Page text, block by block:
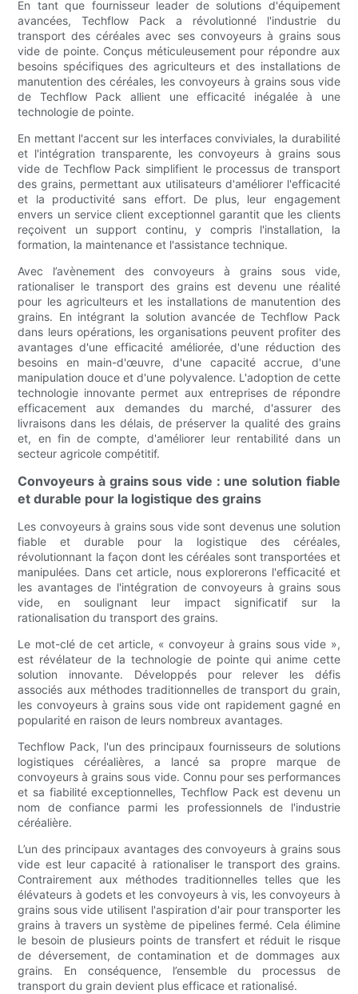
En tant que fournisseur leader de solutions d'équipement
avancées, Techflow Pack a révolutionné l'industrie du
transport des céréales avec ses convoyeurs à grains sous
vide de pointe. Conçus méticuleusement pour répondre aux
besoins spécifiques des agriculteurs et des installations de
manutention des céréales, les convoyeurs à grains sous vide
de Techflow Pack allient une efficacité inégalée à une
technologie de pointe.
En mettant l'accent sur les interfaces conviviales, la durabilité
et l'intégration transparente, les convoyeurs à grains sous
vide de Techflow Pack simplifient le processus de transport
des grains, permettant aux utilisateurs d'améliorer l'efficacité
et la productivité sans effort. De plus, leur engagement
envers un service client exceptionnel garantit que les clients
reçoivent un support continu, y compris l'installation, la
formation, la maintenance et l'assistance technique.
Avec l’avènement des convoyeurs à grains sous vide,
rationaliser le transport des grains est devenu une réalité
pour les agriculteurs et les installations de manutention des
grains. En intégrant la solution avancée de Techflow Pack
dans leurs opérations, les organisations peuvent profiter des
avantages d'une efficacité améliorée, d'une réduction des
besoins en main-d'œuvre, d'une capacité accrue, d'une
manipulation douce et d'une polyvalence. L'adoption de cette
technologie innovante permet aux entreprises de répondre
efficacement aux demandes du marché, d'assurer des
livraisons dans les délais, de préserver la qualité des grains
et, en fin de compte, d'améliorer leur rentabilité dans un
secteur agricole compétitif.
Convoyeurs à grains sous vide : une solution fiable
et durable pour la logistique des grains
Les convoyeurs à grains sous vide sont devenus une solution
fiable et durable pour la logistique des céréales,
révolutionnant la façon dont les céréales sont transportées et
manipulées. Dans cet article, nous explorerons l'efficacité et
les avantages de l'intégration de convoyeurs à grains sous
vide, en soulignant leur impact significatif sur la
rationalisation du transport des grains.
Le mot-clé de cet article, « convoyeur à grains sous vide »,
est révélateur de la technologie de pointe qui anime cette
solution innovante. Développés pour relever les défis
associés aux méthodes traditionnelles de transport du grain,
les convoyeurs à grains sous vide ont rapidement gagné en
popularité en raison de leurs nombreux avantages.
Techflow Pack, l'un des principaux fournisseurs de solutions
logistiques céréalières, a lancé sa propre marque de
convoyeurs à grains sous vide. Connu pour ses performances
et sa fiabilité exceptionnelles, Techflow Pack est devenu un
nom de confiance parmi les professionnels de l'industrie
céréalière.
L’un des principaux avantages des convoyeurs à grains sous
vide est leur capacité à rationaliser le transport des grains.
Contrairement aux méthodes traditionnelles telles que les
élévateurs à godets et les convoyeurs à vis, les convoyeurs à
grains sous vide utilisent l'aspiration d'air pour transporter les
grains à travers un système de pipelines fermé. Cela élimine
le besoin de plusieurs points de transfert et réduit le risque
de déversement, de contamination et de dommages aux
grains. En conséquence, l’ensemble du processus de
transport du grain devient plus efficace et rationalisé.